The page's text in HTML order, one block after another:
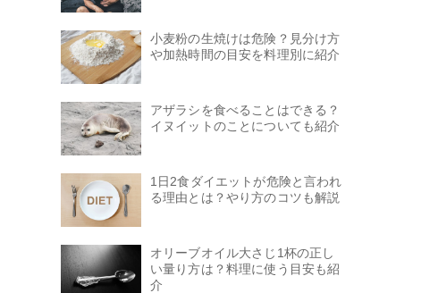
小麦粉の生焼けは危険？見分け方
や加熱時間の目安を料理別に紹介
アザラシを食べることはできる？
イヌイットのことについても紹介
1日2食ダイエットが危険と言われ
る理由とは？やり方のコツも解説
オリーブオイル大さじ1杯の正し
い量り方は？料理に使う目安も紹
介